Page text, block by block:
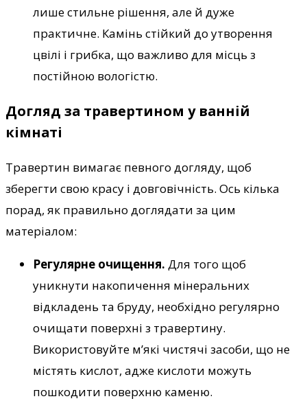
лише стильне рішення, але й дуже
практичне. Камінь стійкий до утворення
цвілі і грибка, що важливо для місць з
постійною вологістю.
Догляд за травертином у ванній
кімнаті
Травертин вимагає певного догляду, щоб
зберегти свою красу і довговічність. Ось кілька
порад, як правильно доглядати за цим
матеріалом:
Регулярне очищення. Для того щоб
уникнути накопичення мінеральних
відкладень та бруду, необхідно регулярно
очищати поверхні з травертину.
Використовуйте м’які чистячі засоби, що не
містять кислот, адже кислоти можуть
пошкодити поверхню каменю.